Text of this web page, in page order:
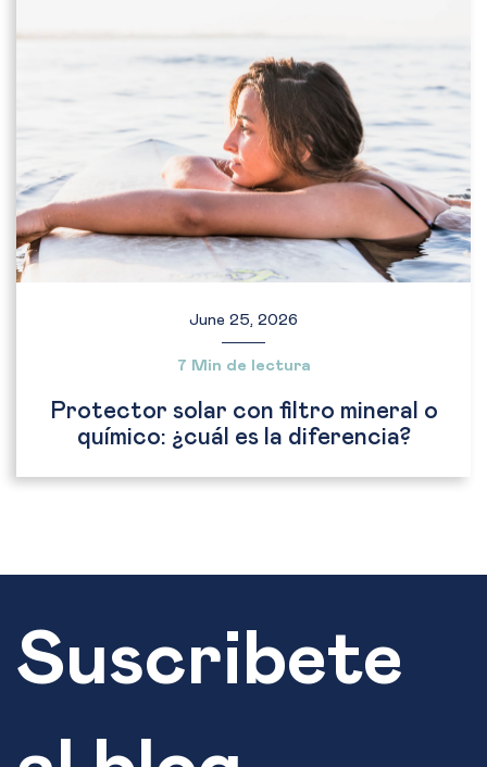
June 25, 2026
7 Min de lectura
Protector solar con filtro mineral o
químico: ¿cuál es la diferencia?
Suscribete